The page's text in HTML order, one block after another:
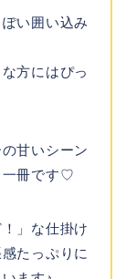
い囲い込み
方にはぴっ
甘いシーン
一冊です♡
」な仕掛け
たっぷりに